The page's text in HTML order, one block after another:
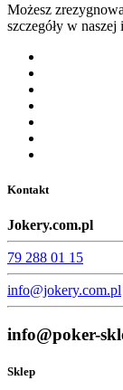
Możesz
szczegóły w
Kontakt
Jokery.com.pl
79 288 01 15
info@jokery.com.pl
info@poker-
Sklep